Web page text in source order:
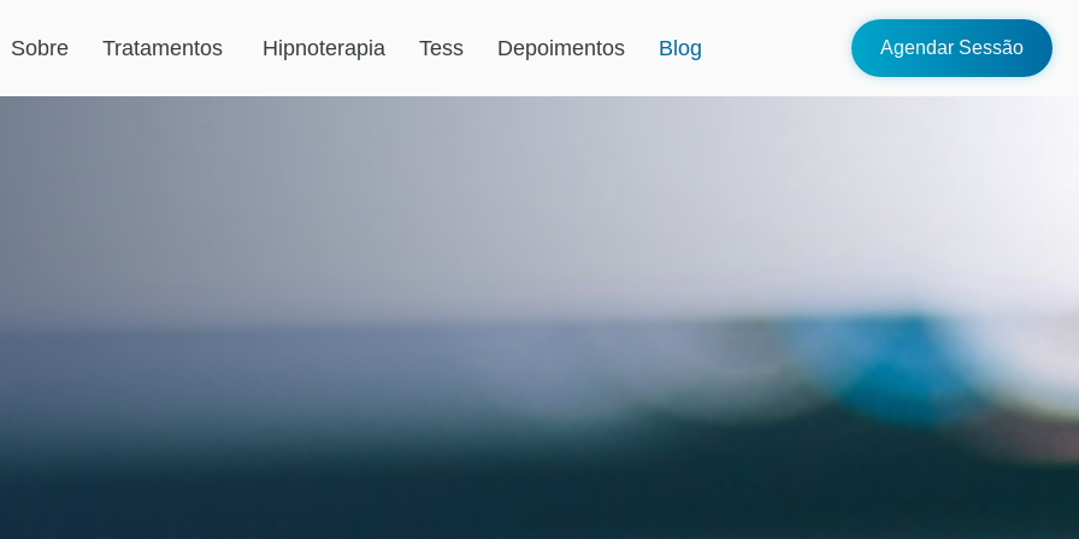
Sobre Tratamentos Hipnoterapia Tess Depoimentos Blog Agendar Sessão